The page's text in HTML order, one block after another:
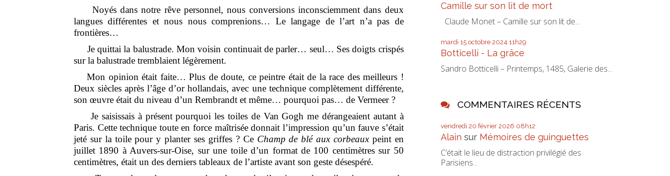
Noyés dans notre rêve personnel, nous conversions inconsciemment dans deux
langues différentes et nous nous comprenions… Le langage de l’art n’a pas de
frontières…
Je quittai la balustrade. Mon voisin continuait de parler… seul… Ses doigts crispés
sur la balustrade tremblaient légèrement.
Mon opinion était faite… Plus de doute, ce peintre était de la race des meilleurs !
Deux siècles après l’âge d’or hollandais, avec une technique complètement différente,
son œuvre était du niveau d’un Rembrandt et même… pourquoi pas… de Vermeer ?
Je saisissais à présent pourquoi les toiles de Van Gogh me dérangeaient autant à
Paris. Cette technique toute en force maîtrisée donnait l’impression qu’un fauve s’était
jeté sur la toile pour y planter ses griffes ? Ce Champ de blé aux corbeauxpeint en
juillet 1890 à Auvers-sur-Oise, sur une toile d’un format de 100 centimètres sur 50
centimètres, était un des derniers tableaux de l’artiste avant son geste désespéré.
Camille sur son lit de mort
Claude Monet – Camille sur son lit de...
mardi 15 octobre 2024 11h29
Botticelli - La grâce
Sandro Botticelli – Printemps, 1485, Galerie des...
COMMENTAIRES RÉCENTS
vendredi 20 février 2026 08h12
Alain sur Mémoires de guinguettes
C’était le lieu de distraction privilégié des
Parisiens...